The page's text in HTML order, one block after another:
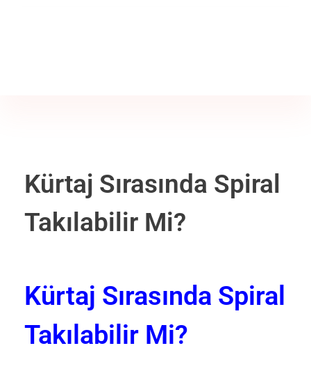
Kürtaj Sırasında Spiral
Takılabilir Mi?
Kürtaj Sırasında Spiral
Takılabilir Mi?